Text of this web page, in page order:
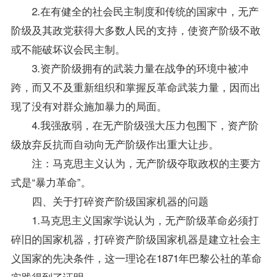
2.在有健全的社会民主制度和传统的国家中，无产
阶级及其政党获得大多数人民的支持，使资产阶级不敢
或不能破坏议会民主制。
3.资产阶级拥有的武装力量在战争的环境中被冲
跨，而又不及重新组织和掌握反革命武装力量，因而出
现了没有对群众施加暴力的局面。
4.我强敌弱，在无产阶级强大压力包围下，资产阶
级放弃反抗而自动向无产阶级作出重大让步。
注：马克思主义认为，无产阶级夺取政权的主要方
式是“暴力革命”。
四、关于打碎资产阶级国家机器的问题
1.马克思主义国家学说认为，无产阶级革命必须打
碎旧的国家机器，打碎资产阶级国家机器是建立社会主
义国家的先决条件，这一理论在1871年巴黎公社的革命